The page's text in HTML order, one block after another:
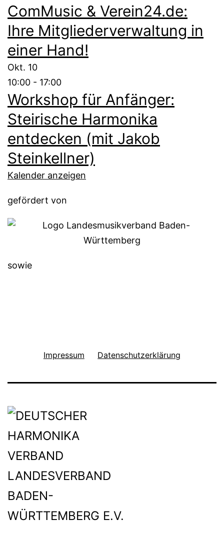
ComMusic & Verein24.de:
Ihre Mitgliederverwaltung in
einer Hand!
Okt. 10
10:00 - 17:00
Workshop für Anfänger:
Steirische Harmonika
entdecken (mit Jakob
Steinkellner)
Kalender anzeigen
gefördert von
sowie
Impressum Datenschutzerklärung